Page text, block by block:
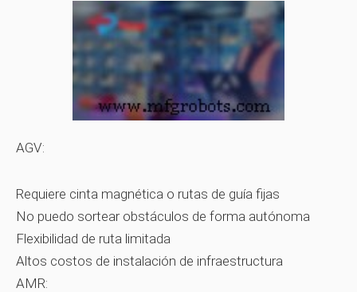
AGV:
Requiere cinta magnética o rutas de guía fijas
No puedo sortear obstáculos de forma autónoma
Flexibilidad de ruta limitada
Altos costos de instalación de infraestructura
AMR: